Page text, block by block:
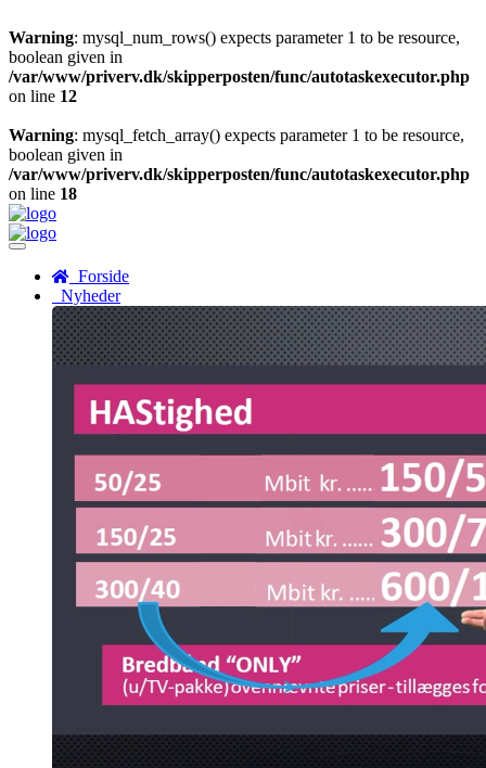
Warning: mysql_num_rows() expects parameter 1 to be resource,
boolean given in
/var/www/priverv.dk/skipperposten/func/autotaskexecutor.php
on line 12
Warning: mysql_fetch_array() expects parameter 1 to be resource,
boolean given in
/var/www/priverv.dk/skipperposten/func/autotaskexecutor.php
on line 18
Menu
Forside
Nyheder